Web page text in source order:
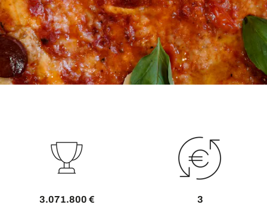
Sind Siegeschäftlich hier?
Für Unternehmen
3.071.800 € 3